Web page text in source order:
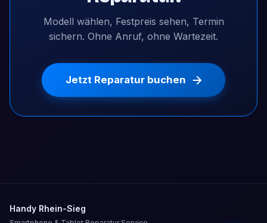
Modell wählen, Festpreis sehen, Termin
sichern. Ohne Anruf, ohne Wartezeit.
Jetzt Reparatur buchen
Handy Rhein-Sieg